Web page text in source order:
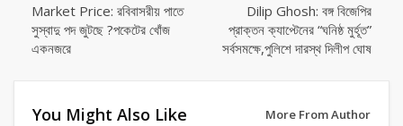
Market Price: রবিবাসরীয় পাতে
সুস্বাদু পদ জুটছে ?পকেটের খোঁজ
একনজরে
Dilip Ghosh: বঙ্গ বিজেপির
প্রাক্তন ক্যাপ্টেনের “ঘনিষ্ঠ মুর্হূত”
সর্বসমক্ষে,পুলিশে দারস্থ দিলীপ ঘোষ
You Might Also Like More From Author